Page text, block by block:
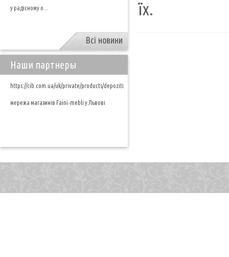
їх.
у радісному о...
Всі новини
Наши партнеры
https://cib.com.ua/uk/private/products/depoziti
мережа магазинів Faini-mebli у Львові